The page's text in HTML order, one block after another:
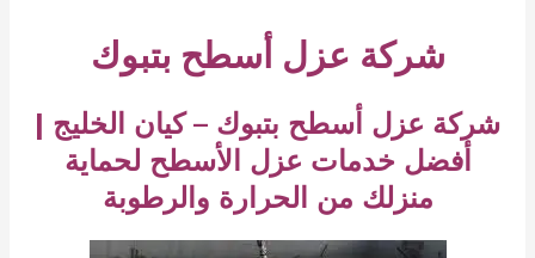
شركة عزل أسطح بتبوك
شركة عزل أسطح بتبوك – كيان الخليج |
أفضل خدمات عزل الأسطح لحماية
منزلك من الحرارة والرطوبة